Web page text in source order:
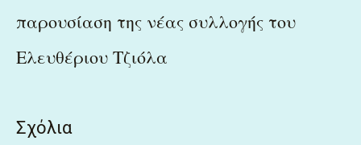
παρουσίαση της νέας συλλογής του
Ελευθέριου Τζιόλα
Σχόλια